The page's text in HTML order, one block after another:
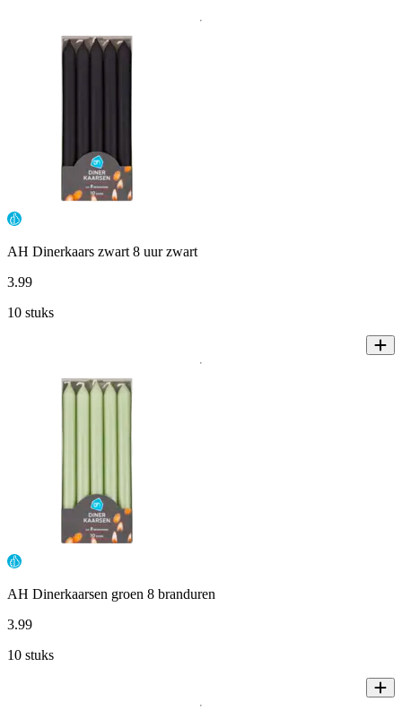
AH Dinerkaars zwart 8 uur zwart
3.99
10 stuks
AH Dinerkaarsen groen 8 branduren
3.99
10 stuks